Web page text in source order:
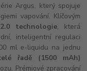
Argus, který spojuje
vapování. Klíčovým
technologie, která
inteligentní regulaci
ml e-liquidu na jednu
řadě (1500 mAh)
Prémiové zpracování